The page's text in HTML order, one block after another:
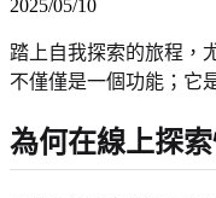
2025/05/10
踏上自我探索的旅程，
不僅僅是一個功能；它
為何在線上探